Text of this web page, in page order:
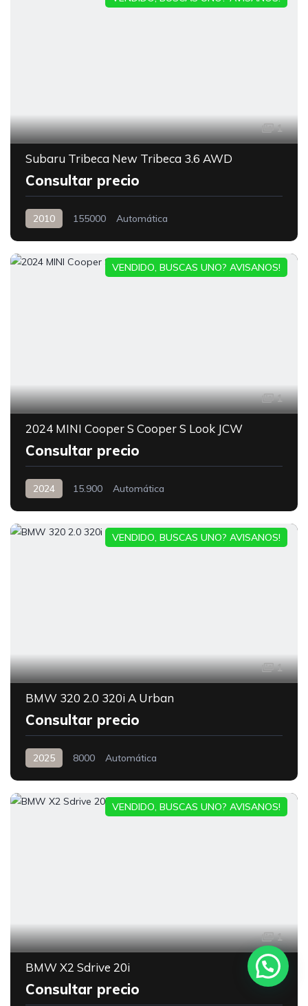
1
Subaru Tribeca New Tribeca 3.6 AWD
Consultar precio
2010 155000 Automática
1
2024 MINI Cooper S Cooper S Look JCW
Consultar precio
2024 15.900 Automática
VENDIDO, BUSCAS UNO? AVISANOS!
1
BMW 320 2.0 320i A Urban
Consultar precio
2025 8000 Automática
VENDIDO, BUSCAS UNO? AVISANOS!
1
BMW X2 Sdrive 20i
Consultar precio
VENDIDO, BUSCAS UNO? AVISANOS!